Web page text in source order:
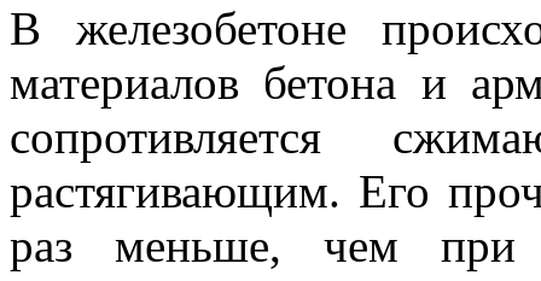
В железобетоне
материалов бетона и
сопротивляется
растягивающим. Его
раз меньше, чем при